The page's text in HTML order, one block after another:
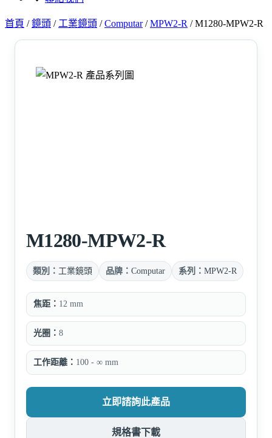
首頁 /鏡頭 / 工業鏡頭 /Computar/MPW2-R /M1280-MPW2-R
M1280-MPW2-R
類別： 工業鏡頭 品牌： Computar 系列： MPW2-R
焦距： 12 mm
光圈： 8
工作距離： 100 - ∞ mm
立即諮詢此產品
規格書下載